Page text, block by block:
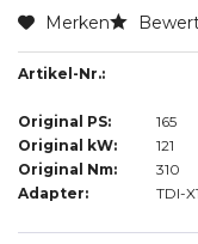
Merken
Artikel-Nr.:
Original PS: 165
Original kW:
121
Original Nm:
310
Adapter:
TDI-